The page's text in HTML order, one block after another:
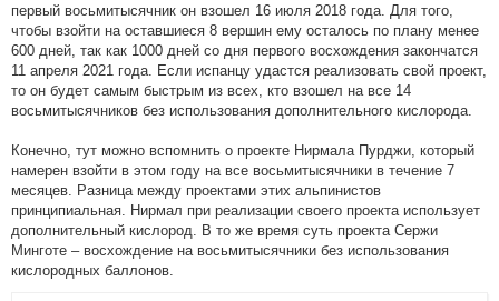
первый восьмитысячник он взошел 16 июля 2018 года. Для того,
чтобы взойти на оставшиеся 8 вершин ему осталось по плану менее
600 дней, так как 1000 дней со дня первого восхождения закончатся
11 апреля 2021 года. Если испанцу удастся реализовать свой проект,
то он будет самым быстрым из всех, кто взошел на все 14
восьмитысячников без использования дополнительного кислорода.
Конечно, тут можно вспомнить о проекте Нирмала Пурджи, который
намерен взойти в этом году на все восьмитысячники в течение 7
месяцев. Разница между проектами этих альпинистов
принципиальная. Нирмал при реализации своего проекта использует
дополнительный кислород. В то же время суть проекта Сержи
Минготе – восхождение на восьмитысячники без использования
кислородных баллонов.